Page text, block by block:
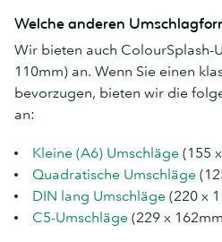
Welche anderen
Wir bieten auch ColourSplash-
110mm) an. Wenn Sie einen
bevorzugen, bieten wir die
an:
Kleine (A6) Umschläge (155
Quadratische Umschläge
DIN lang Umschläge (220 x
C5-Umschläge (229 x